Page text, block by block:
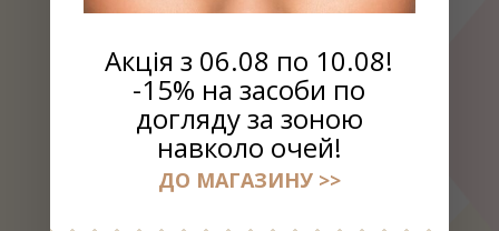
ОЩАДБАНК– Обрати пункт «Платежі» в
довільні реквізити», після чого обрати
«На IBAN з карткового рахунку» або «На
IBAN з поточного рахунку», натиснути
обрати «Створити шаблон» або «Створити
Акція з 06.08 по 10.08!
-15% на засоби по
догляду за зоною
навколо очей!
ДО МАГАЗИНУ >>